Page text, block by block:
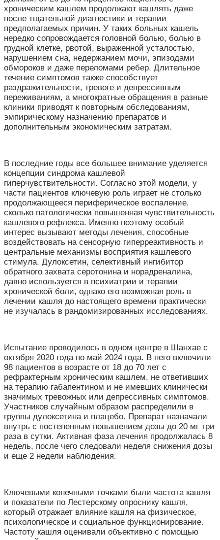
хроническим кашлем продолжают кашлять даже
после тщательной диагностики и терапии
предполагаемых причин. У таких больных кашель
нередко сопровождается головной болью, болью в
грудной клетке, рвотой, выраженной усталостью,
нарушением сна, недержанием мочи, эпизодами
обмороков и даже переломами ребер. Длительное
течение симптомов также способствует
раздражительности, тревоге и депрессивным
переживаниям, а многократные обращения в разные
клиники приводят к повторным обследованиям,
эмпирическому назначению препаратов и
дополнительным экономическим затратам.
В последние годы все большее внимание уделяется
концепции синдрома кашлевой
гиперчувствительности. Согласно этой модели, у
части пациентов ключевую роль играет не столько
продолжающееся периферическое воспаление,
сколько патологически повышенная чувствительность
кашлевого рефлекса. Именно поэтому особый
интерес вызывают методы лечения, способные
воздействовать на сенсорную гиперреактивность и
центральные механизмы восприятия кашлевого
стимула. Дулоксетин, селективный ингибитор
обратного захвата серотонина и норадреналина,
давно используется в психиатрии и терапии
хронической боли, однако его возможная роль в
лечении кашля до настоящего времени практически
не изучалась в рандомизированных исследованиях.
Испытание проводилось в одном центре в Шанхае с
октября 2020 года по май 2024 года. В него включили
98 пациентов в возрасте от 18 до 70 лет с
рефрактерным хроническим кашлем, не ответивших
на терапию габапентином и не имевших клинически
значимых тревожных или депрессивных симптомов.
Участников случайным образом распределили в
группы дулоксетина и плацебо. Препарат назначали
внутрь с постепенным повышением дозы до 20 мг три
раза в сутки. Активная фаза лечения продолжалась 8
недель, после чего следовали неделя снижения дозы
и еще 2 недели наблюдения.
Ключевыми конечными точками были частота кашля
и показатели по Лестерскому опроснику кашля,
который отражает влияние кашля на физическое,
психологическое и социальное функционирование.
Частоту кашля оценивали объективно с помощью